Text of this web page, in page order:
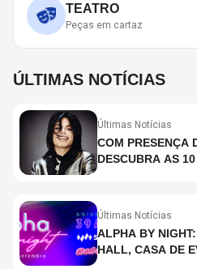
TEATRO
Peças em cartaz
ÚLTIMAS NOTÍCIAS
Últimas Notícias
COM PRESENÇA
DESCUBRA AS
Últimas Notícias
ALPHA BY
HALL, CASA DE